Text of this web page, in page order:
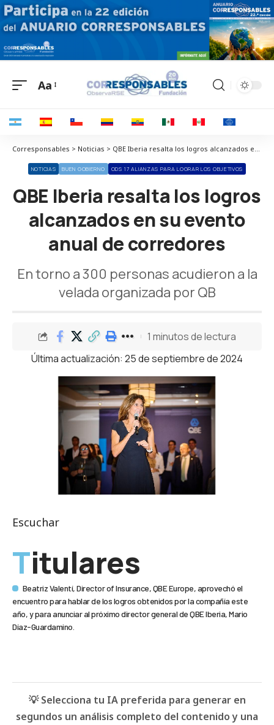
Aa
Corresponsables > Noticias > QBE Iberia resalta los logros alcanzados en su evento anual de corredores
NOTICIAS BUEN GOBIERNO ODS 17 ALIANZAS PARA LOGRAR LOS OBJETIVOS
QBE Iberia resalta los logros
alcanzados en su evento
anual de corredores
En torno a 300 personas acudieron a la
velada organizada por QB
Última actualización: 25 de septiembre de 2024
1 minutos de lectura
Escuchar
Titulares
Beatriz Valentí, Director of Insurance, QBE Europe, aprovechó el
encuentro para hablar de los logros obtenidos por la compañía este
año, y para anunciar al próximo director general de QBE Iberia, Mario
Díaz-Guardamino.
💡 Selecciona tu IA preferida para generar en
segundos un análisis completo del contenido y una